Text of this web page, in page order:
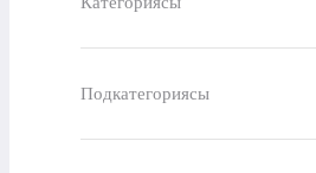
Подкатегориясы